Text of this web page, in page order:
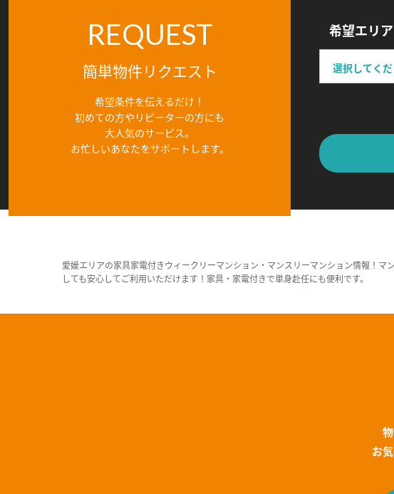
REQUEST
簡単物件リクエスト
希望条件を伝えるだけ！
初めての方やリピーターの方にも
大人気のサービス。
お忙しいあなたをサポートします。
希望エリア
愛媛エリアの家具家電付きウィークリーマンション・マンスリーマンション情報！
しても安心してご利用いただけます！家具・家電付きで単身赴任にも便利です。
お